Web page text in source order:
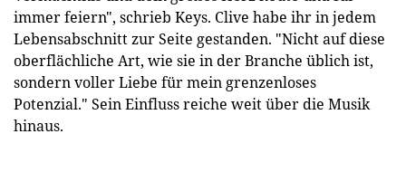
immer feiern", schrieb Keys. Clive habe ihr in jedem
Lebensabschnitt zur Seite gestanden. "Nicht auf diese
oberflächliche Art, wie sie in der Branche üblich ist,
sondern voller Liebe für mein grenzenloses
Potenzial." Sein Einfluss reiche weit über die Musik
hinaus.